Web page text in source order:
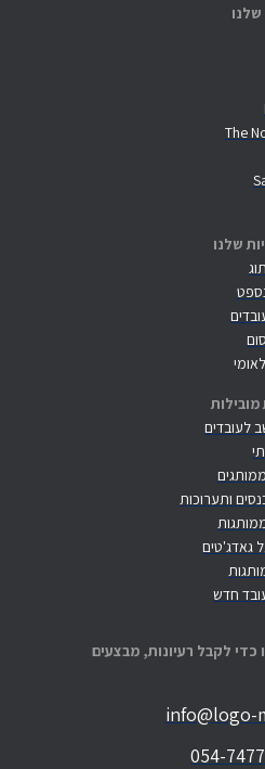
The
שלנו
מובילות
לעובדים
ותערוכות
גאדג'טים
חדש
כדי לקבל רעיונות, מבצעים
info@logo-
054-